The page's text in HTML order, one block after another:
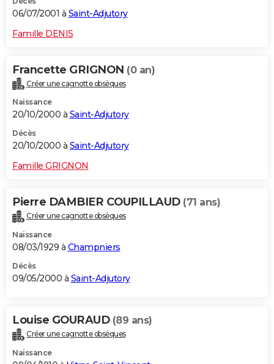
06/07/2001 à Saint-Adjutory
Famille DENIS
Francette GRIGNON (0 an)
Créer une cagnotte obsèques
Naissance
20/10/2000 à Saint-Adjutory
Décès
20/10/2000 à Saint-Adjutory
Famille GRIGNON
Pierre DAMBIER COUPILLAUD (71 ans)
Créer une cagnotte obsèques
Naissance
08/03/1929 à Champniers
Décès
09/05/2000 à Saint-Adjutory
Louise GOURAUD (89 ans)
Créer une cagnotte obsèques
Naissance